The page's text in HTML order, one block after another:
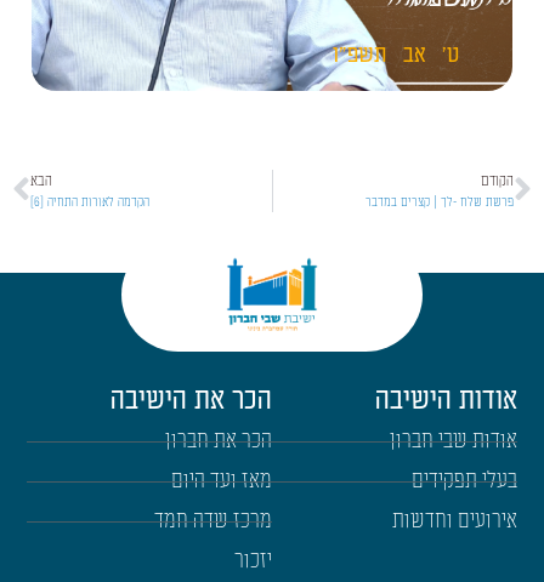
ט' אב תשפ"ו
הקודם
פרשת שלח -לך | קצרים במדבר
הבא
הקדמה לאורות התחיה [6]
אודות הישיבה
אודות שבי חברון
בעלי תפקידים
אירועים וחדשות
הכר את הישיבה
הכר את חברון
מאז ועד היום
מרכז שדה חמד
יזכור